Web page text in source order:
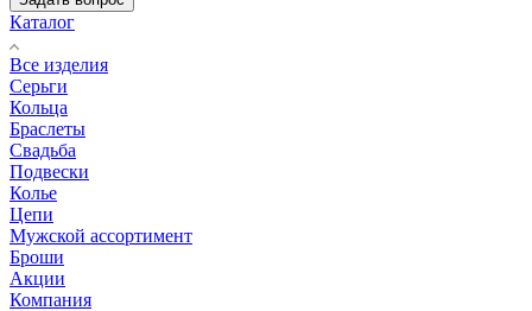
Каталог
Все изделия
Серьги
Кольца
Браслеты
Свадьба
Подвески
Колье
Цепи
Мужской ассортимент
Броши
Акции
Компания